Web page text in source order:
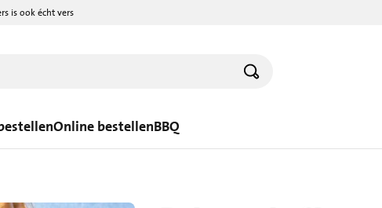
is ook écht vers
Online bestellenBBQ